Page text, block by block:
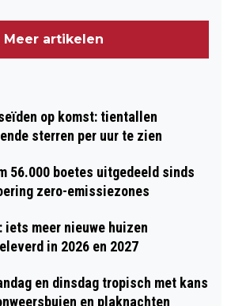
Meer artikelen
op komst: tientallen
sterren per uur te zien
56.000 boetes uitgedeeld sinds
zero-emissiezones
iets meer nieuwe huizen
in 2026 en 2027
en dinsdag tropisch met kans
en plaknachten